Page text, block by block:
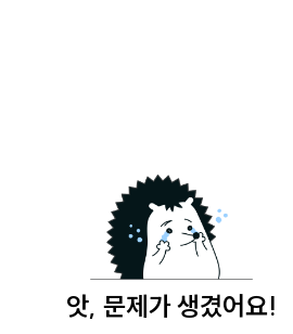
앗, 문제가 생겼어요!